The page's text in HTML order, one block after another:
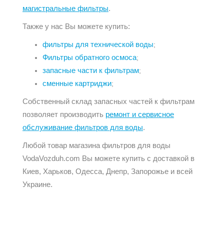
магистральные фильтры.
Также у нас Вы можете купить:
фильтры для технической воды;
Фильтры обратного осмоса;
запасные части к фильтрам;
сменные картриджи;
Собственный склад запасных частей к фильтрам
позволяет производить ремонт и сервисное
обслуживание фильтров для воды.
Любой товар магазина фильтров для воды
VodaVozduh.com Вы можете купить с доставкой в
Киев, Харьков, Одесса, Днепр, Запорожье и всей
Украине.